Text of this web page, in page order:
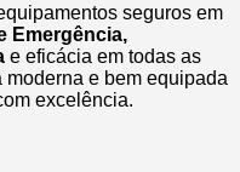
seguros em
Emergência,
e eficácia em todas as
e bem equipada
excelência.